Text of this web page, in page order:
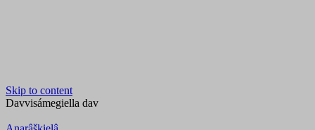
Skip to content
Davvisámegiella dav